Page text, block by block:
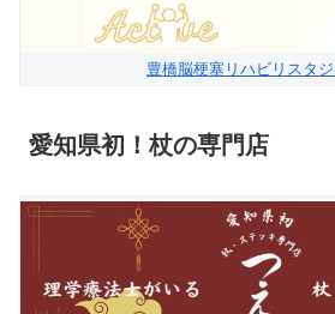
豊橋脳梗塞リハビリスタ
愛知県初！杖の専門店